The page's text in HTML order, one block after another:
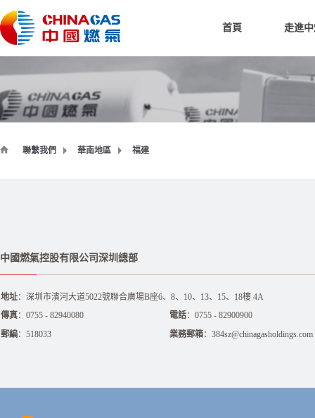
首頁 走進
聯繫我們 華南地區 福建
中國燃氣控股有限公司深圳總部
地址：深圳市濱河大道5022號聯合廣場B座6、8、10、13、15、18樓 4A
傳真：0755 - 82940080 電話：0755 - 82900900
郵編：518033 業務郵箱：384sz@chinagasholdings.com